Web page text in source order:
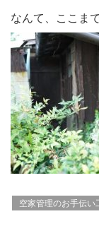
なんて、ここま
空家管理のお手伝い